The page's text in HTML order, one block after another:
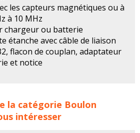
les capteurs magnétiques ou à
à 10 MHz
chargeur ou batterie
étanche avec câble de liaison
flacon de couplan, adaptateur
et notice
de Boulonnerie par
concerne les familles de
la catégorie Boulon
intéresser